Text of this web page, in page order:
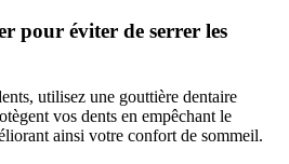
pour éviter de serrer les
utilisez une gouttière dentaire
vos dents en empêchant le
ainsi votre confort de sommeil.